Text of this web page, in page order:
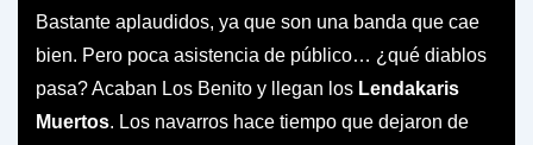
Bastante aplaudidos, ya que son una banda que cae
bien. Pero poca asistencia de público… ¿qué diablos
pasa? Acaban Los Benito y llegan los Lendakaris
Muertos. Los navarros hace tiempo que dejaron de